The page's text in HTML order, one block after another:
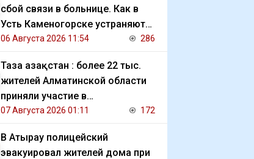
сбой связи в больнице. Как в
Усть Каменогорске устраняют
последствия ливня
06 Августа 2026 11:54 286
Таза Қазақстан : более 22 тыс.
жителей Алматинской области
приняли участие в
экологической акции
07 Августа 2026 01:11 172
В Атырау полицейский
эвакуировал жителей дома при